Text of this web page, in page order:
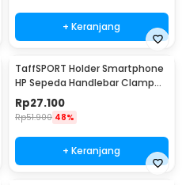
+ Keranjang
TaffSPORT Holder Smartphone
HP Sepeda Handlebar Clamp
Bicycle Holder - YP07
Rp27.100
Rp51.900 48%
+ Keranjang